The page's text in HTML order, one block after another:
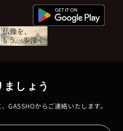
ましょう
GASSHOからご連絡いたします。